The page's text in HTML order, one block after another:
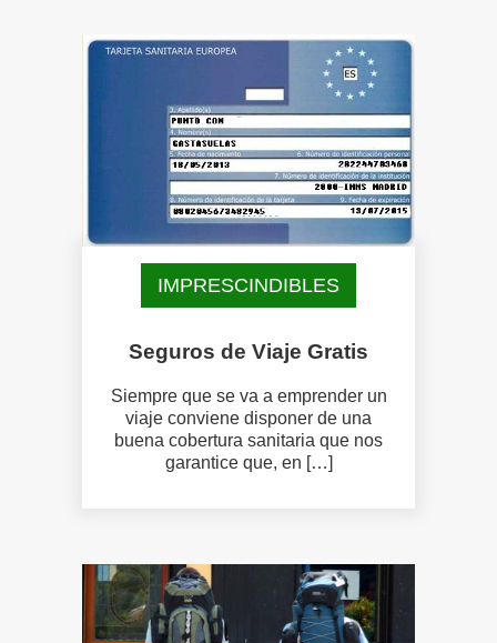
IMPRESCINDIBLES
Seguros de Viaje Gratis
Siempre que se va a emprender un
viaje conviene disponer de una
buena cobertura sanitaria que nos
garantice que, en […]